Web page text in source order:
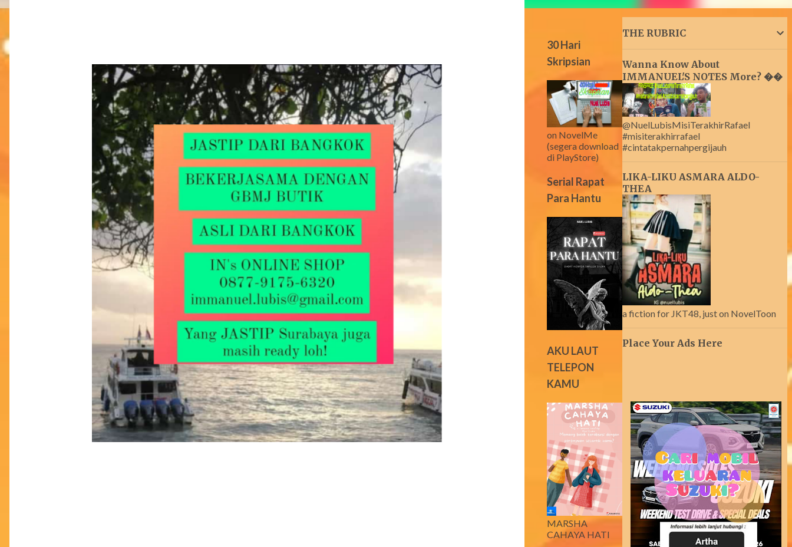
30 Hari
Skripsian
on NovelMe
(segera download
di PlayStore)
Serial Rapat
Para Hantu
AKU LAUT
TELEPON
KAMU
MARSHA
CAHAYA HATI
THE RUBRIC
Wanna Know About
IMMANUEL'S NOTES More? ��
@NuelLubisMisiTerakhirRafael
#misiterakhirrafael
#cintatakpernahpergijauh
LIKA-LIKU ASMARA ALDO-
THEA
a fiction for JKT48, just on NovelToon
Place Your Ads Here